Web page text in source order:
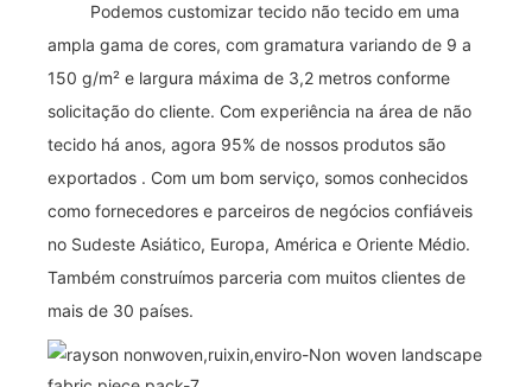
Podemos customizar tecido não tecido em uma
ampla gama de cores, com gramatura variando de 9 a
150 g/m² e largura máxima de 3,2 metros conforme
solicitação do cliente. Com experiência na área de não
tecido há anos, agora 95% de nossos produtos são
exportados . Com um bom serviço, somos conhecidos
como fornecedores e parceiros de negócios confiáveis ​​
no Sudeste Asiático, Europa, América e Oriente Médio.
Também construímos parceria com muitos clientes de
mais de 30 países.